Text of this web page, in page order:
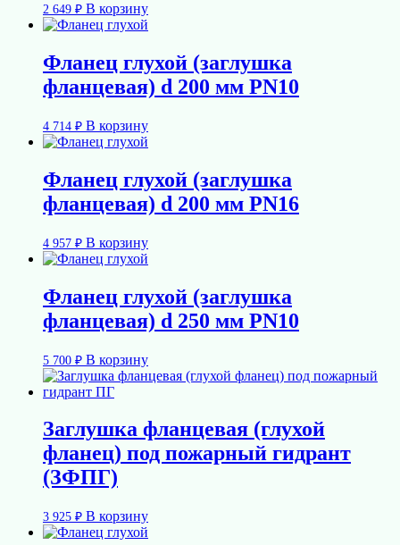
2 649 ₽ В корзину
Фланец глухой (заглушка
фланцевая) d 200 мм PN10
4 714 ₽ В корзину
Фланец глухой (заглушка
фланцевая) d 200 мм PN16
4 957 ₽ В корзину
Фланец глухой (заглушка
фланцевая) d 250 мм PN10
5 700 ₽ В корзину
Заглушка фланцевая (глухой
фланец) под пожарный гидрант
(ЗФПГ)
3 925 ₽ В корзину